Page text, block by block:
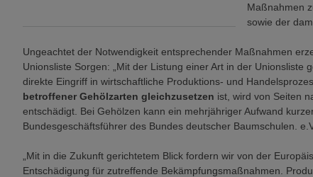
Maßnahmen
sowie der
Ungeachtet der Notwendigkeit entsprechender Maßnahmen
Unionsliste Sorgen: „Mit der Listung einer Art in der Unionsliste
direkte Eingriff in wirtschaftliche Produktions- und
betroffener Gehölzarten gleichzusetzen ist, wird von Seiten
entschädigt. Bei Gehölzen kann ein mehrjähriger Aufwand
Bundesgeschäftsführer des Bundes deutscher Baumschulen.
„Mit in die Zukunft gerichtetem Blick fordern wir von der
Entschädigung für zutreffende Bekämpfungsmaßnahmen.